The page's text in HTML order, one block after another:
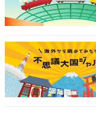
ライター（